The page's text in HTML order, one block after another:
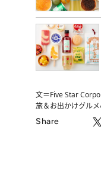
文＝Five Star
旅＆お出かけグルメ
Share